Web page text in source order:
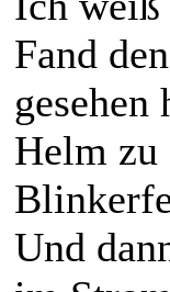
Fand
Helm
Und